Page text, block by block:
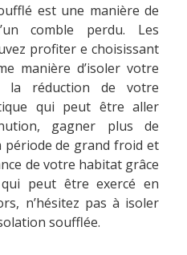
est une manière de
comble perdu. Les
profiter e choisissant
manière d’isoler votre
la réduction de votre
qui peut être aller
gagner plus de
de grand froid et
de votre habitat grâce
peut être exercé en
n’hésitez pas à isoler
soufflée.